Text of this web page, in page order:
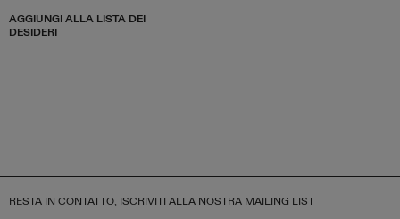
AGGIUNGI ALLA LISTA DEI
DESIDERI
RESTA IN CONTATTO, ISCRIVITI ALLA NOSTRA MAILING LIST